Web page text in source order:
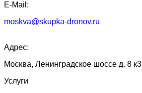
E-Mail:
moskva@skupka-dronov.ru
Адрес:
Москва, Ленинградское шоссе д. 8 к3
Услуги